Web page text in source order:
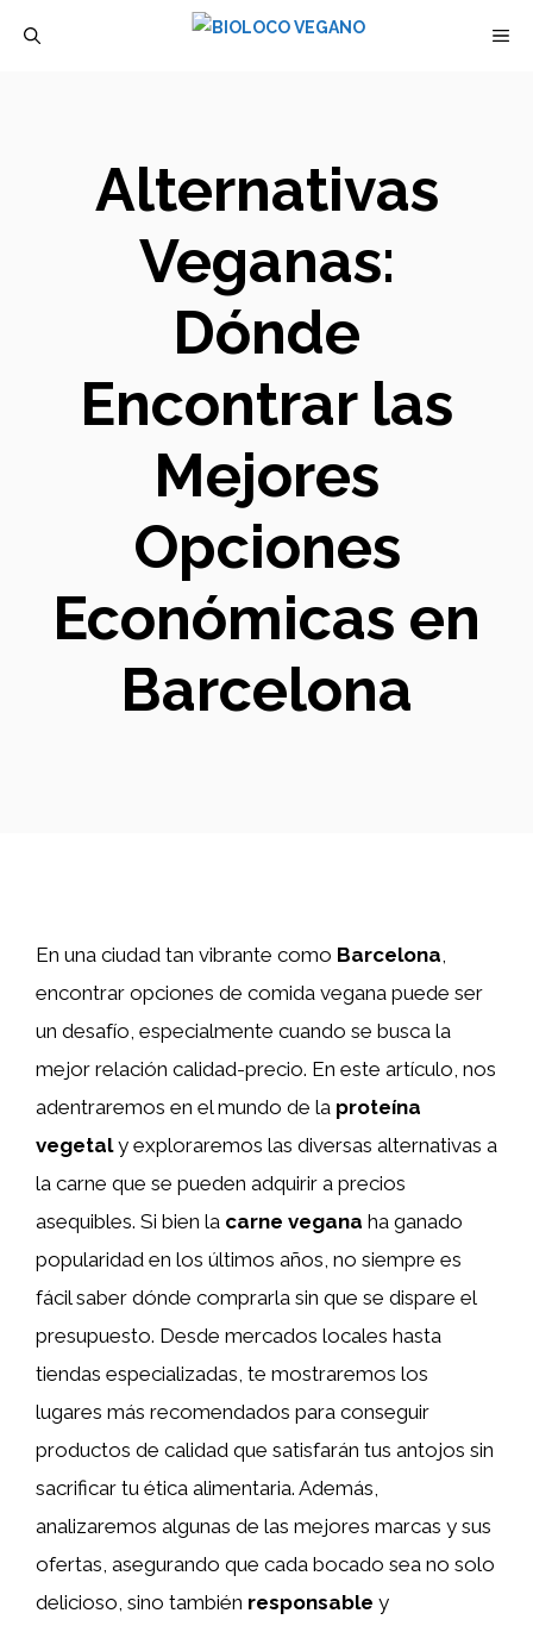
Alternativas
Veganas:
Dónde
Encontrar las
Mejores
Opciones
Económicas en
Barcelona
En una ciudad tan vibrante como Barcelona
encontrar opciones de comida vegana puede ser
un desafío, especialmente cuando se busca la
mejor relación calidad-precio. En este artículo, nos
adentraremos en el mundo de la proteína
vegetaly exploraremos las diversas alternativas a
la carne que se pueden adquirir a precios
asequibles. Si bien la carne vegana ha ganado
popularidad en los últimos años, no siempre es
fácil saber dónde comprarla sin que se dispare el
presupuesto. Desde mercados locales hasta
tiendas especializadas, te mostraremos los
lugares más recomendados para conseguir
productos de calidad que satisfarán tus antojos sin
sacrificar tu ética alimentaria. Además,
analizaremos algunas de las mejores marcas y sus
ofertas, asegurando que cada bocado sea no solo
delicioso, sino también responsable y